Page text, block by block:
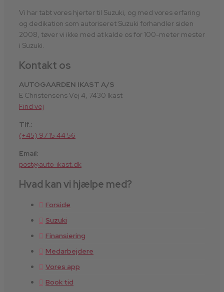
Vi har tabt vores hjerter til Suzuki, og med vores erfaring
og dedikation som autoriseret Suzuki forhandler siden
2008, tøver vi ikke med at kalde os for 100-meter mester
i Suzuki.
Kontakt os
AUTOGAARDEN IKAST A/S
E Christensens Vej 4, 7430 Ikast
Find vej
Tlf.:
(+45) 97 15 44 56
Email:
post@auto-ikast.dk
Hvad kan vi hjælpe med?
Forside
Suzuki
Finansiering
Medarbejdere
Vores app
Book tid